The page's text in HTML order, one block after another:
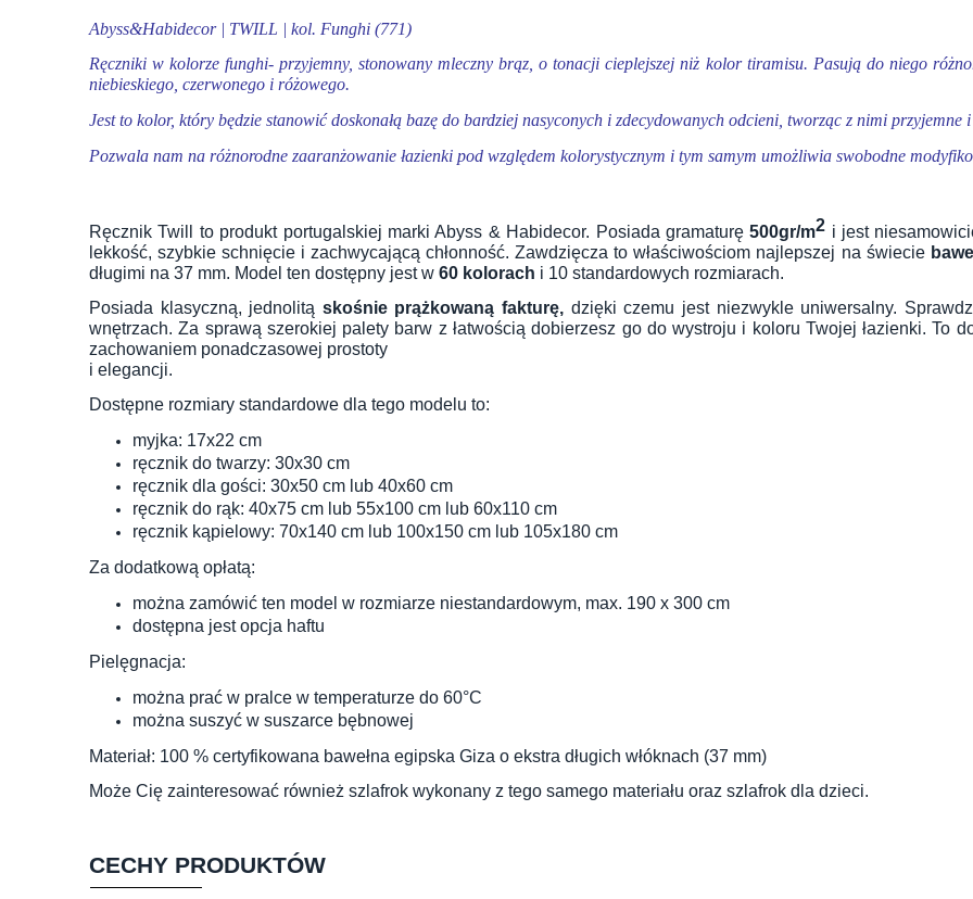
Abyss&Habidecor | TWILL | kol. Funghi (771)
Ręczniki w kolorze funghi- przyjemny, stonowany mleczny brąz, o tonacji cieplejszej niż kolor tiramisu. Pasują do niego
niebieskiego, czerwonego i różowego.
Jest to kolor, który będzie stanowić doskonałą bazę do bardziej nasyconych i zdecydowanych odcieni, tworząc z nimi przyjemne
Pozwala nam na różnorodne zaaranżowanie łazienki pod względem kolorystycznym i tym samym umożliwia swobodne
Ręcznik Twill to produkt portugalskiej marki Abyss & Habidecor. Posiada gramaturę500gr/m2 i jest
lekkość, szybkie schnięcie i zachwycającą chłonność. Zawdzięcza to właściwościom najlepszej na świecie
długimi na 37 mm. Model ten dostępny jest w 60 kolorach i 10 standardowych rozmiarach.
Posiada klasyczną, jednolitą skośnie prążkowaną fakturę, dzięki czemu jest niezwykle uniwersalny.
wnętrzach. Za sprawą szerokiej palety barw z łatwością dobierzesz go do wystroju i koloru Twojej łazienki. To
zachowaniem ponadczasowej prostoty
i elegancji.
Dostępne rozmiary standardowe dla tego modelu to:
myjka: 17x22 cm
ręcznik do twarzy: 30x30 cm
ręcznik dla gości: 30x50 cm lub 40x60 cm
ręcznik do rąk: 40x75 cm lub 55x100 cm lub 60x110 cm
ręcznik kąpielowy: 70x140 cm lub 100x150 cm lub 105x180 cm
Za dodatkową opłatą:
można zamówić ten model w rozmiarze niestandardowym, max. 190 x 300 cm
dostępna jest opcja haftu
Pielęgnacja:
można prać w pralce w temperaturze do 60°C
można suszyć w suszarce bębnowej
Materiał: 100 % certyfikowana bawełna egipska Giza o ekstra długich włóknach (37 mm)
Może Cię zainteresować również szlafrok wykonany z tego samego materiału oraz szlafrok dla dzieci.
CECHY PRODUKTÓW